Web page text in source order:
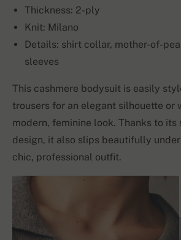
Thickness: 2-ply
Knit: Milano
Details: shirt collar, mother-of-
sleeves
This cashmere bodysuit is easily
trousers for an elegant silhouette or
modern, feminine look. Thanks to its
design, it also slips beautifully
chic, professional outfit.